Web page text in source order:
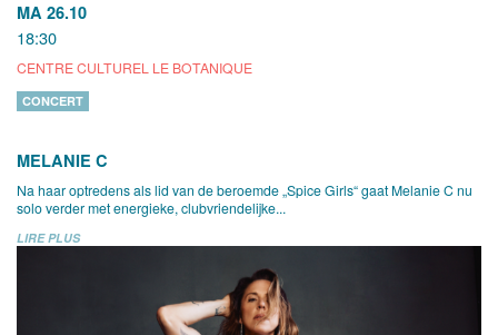
MA 26.10
18:30
CENTRE CULTUREL LE BOTANIQUE
CONCERT
MELANIE C
Na haar optredens als lid van de beroemde „Spice Girls“ gaat Melanie C nu
solo verder met energieke, clubvriendelijke...
LIRE PLUS